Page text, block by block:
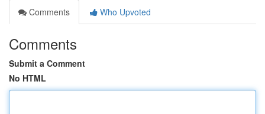
Comments
Who Upvoted
Comments
Submit a Comment
No HTML